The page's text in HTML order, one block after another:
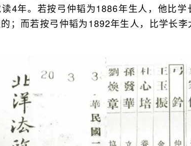
4年。若按弓仲韬为1886年生人，他比学
；而若按弓仲韬为1892年生人，比学长